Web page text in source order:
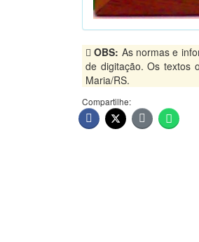
OBS: As normas e
de digitação. Os textos
Maria/RS.
Compartilhe: